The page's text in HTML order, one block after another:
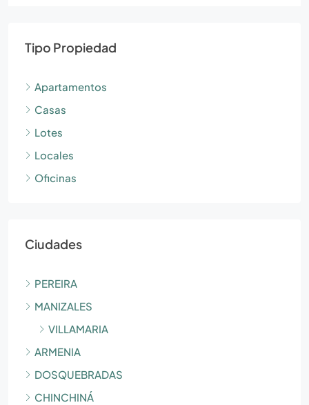
Tipo Propiedad
Apartamentos
Casas
Lotes
Locales
Oficinas
Ciudades
PEREIRA
MANIZALES
VILLAMARIA
ARMENIA
DOSQUEBRADAS
CHINCHINÁ